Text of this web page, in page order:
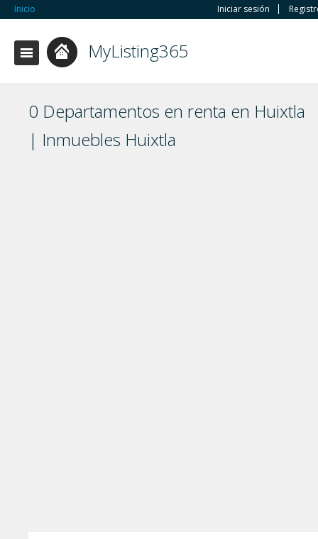
Inicio Iniciar sesión
MyListing365
0 Departamentos en renta en Huixtla
| Inmuebles Huixtla